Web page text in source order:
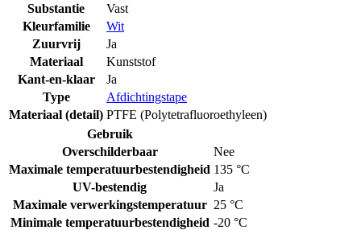
Substantie
Vast
Kleurfamilie
Wit
Zuurvrij
Ja
Materiaal
Kunststof
Kant-en-klaar
Ja
Type
Afdichtingstape
Materiaal (detail) PTFE (Polytetrafluoroethyleen)
Gebruik
Overschilderbaar
Nee
Maximale temperatuurbestendigheid 135 °C
UV-bestendig
Ja
Maximale verwerkingstemperatuur 25 °C
Minimale temperatuurbestendigheid -20 °C